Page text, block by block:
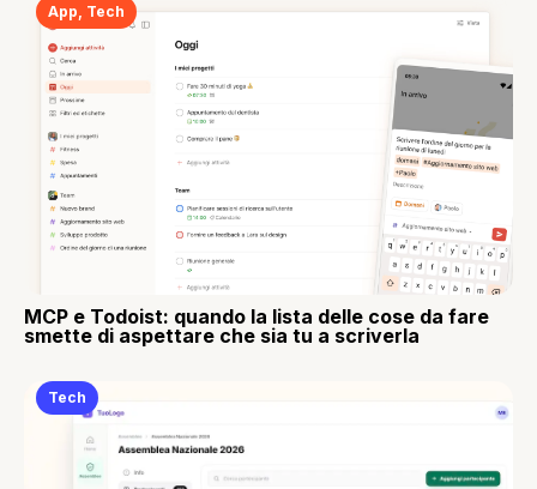
App Tech
MCP e Todoist: quando la lista delle cose da fare
smette di aspettare che sia tu a scriverla
Tech